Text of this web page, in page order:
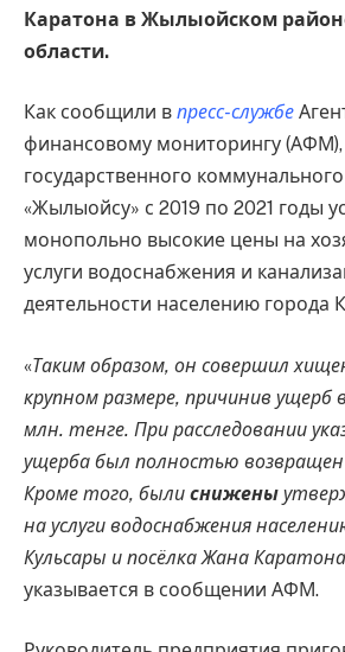
Каратона в Жылыойском
области.
Как сообщили в пресс-службе
финансовому мониторингу (АФМ),
государственного
«Жылыойсу» с 2019 по 2021 годы
монопольно высокие цены на
услуги водоснабжения и
деятельности населению города
«Таким образом, он совершил
крупном размере, причинив ущерб
млн. тенге. При расследовании
ущерба был полностью возвращен
Кроме того, были снижены
на услуги водоснабжения
Кульсары и посёлка Жана Каратона
указывается в сообщении АФМ.